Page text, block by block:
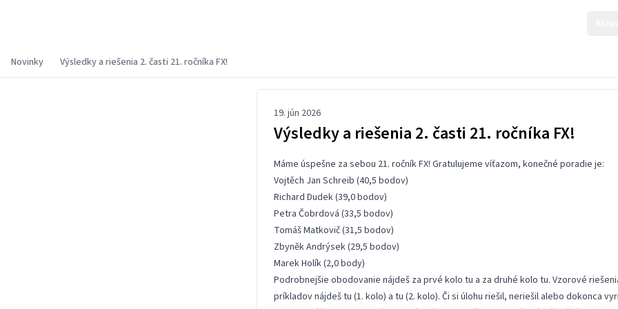
Novinky Výsledky a riešenia 2. časti 21. ročníka FX!
19. jún 2026
Výsledky a riešenia 2. časti 21. ročníka FX!
Máme úspešne za sebou 21. ročník FX! Gratulujeme víťazom, konečné poradie je:
Vojtěch Jan Schreib (40,5 bodov)
Richard Dudek (39,0 bodov)
Petra Čobrdová (33,5 bodov)
Tomáš Matkovič (31,5 bodov)
Zbyněk Andrýsek (29,5 bodov)
Marek Holík (2,0 body)
Podrobnejšie obodovanie nájdeš za prvé kolo tu a za druhé kolo tu. Vzorové
príkladov nájdeštu (1. kolo) a tu (2. kolo). Či si úlohu riešil, neriešil alebo dokonca